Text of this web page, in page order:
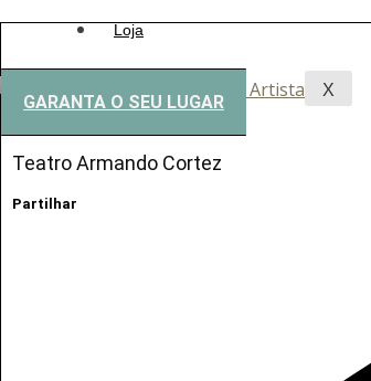
Loja
X
GARANTA O SEU LUGAR
Teatro Armando Cortez
Partilhar